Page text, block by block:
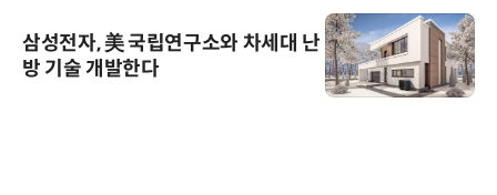
삼성전자, 美 국립연구소와 차세대 난
방 기술 개발한다